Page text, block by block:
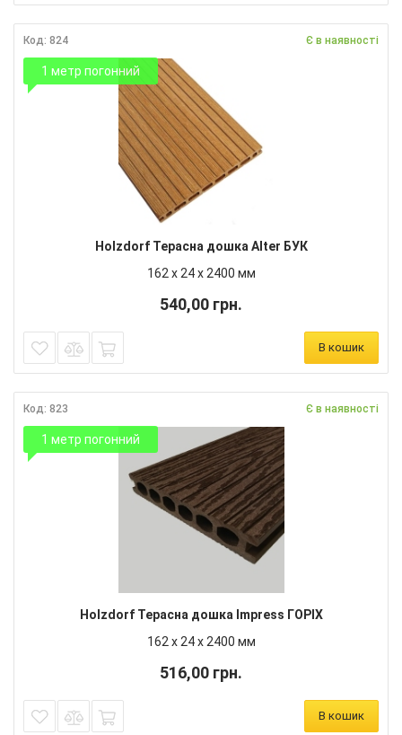
Код: 824 Є в наявності
1 метр погонний
Holzdorf Терасна дошка Alter БУК
162 х 24 х 2400 мм
540,00 грн.
В кошик
Код: 823 Є в наявності
1 метр погонний
Holzdorf Терасна дошка Impress ГОРІХ
162 х 24 х 2400 мм
516,00 грн.
В кошик